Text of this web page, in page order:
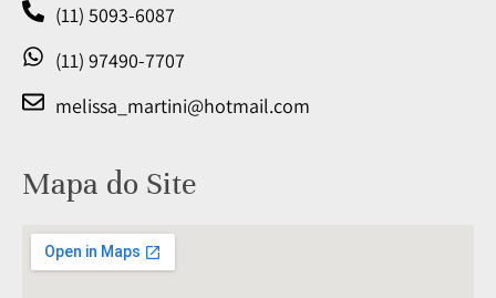
(11) 5093-6087
(11) 97490-7707
melissa_martini@hotmail.com
Mapa do Site